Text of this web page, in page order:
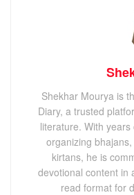
Shekhar Mourya is
Diary, a trusted
literature. With
organizing
kirtans, he is
devotional content in
read format for